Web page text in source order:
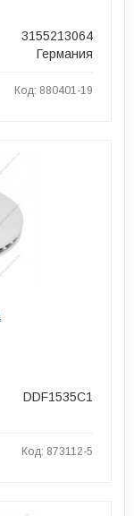
3155213064
Германия
Код: 880401-19
DDF1535C1
Код: 873112-5